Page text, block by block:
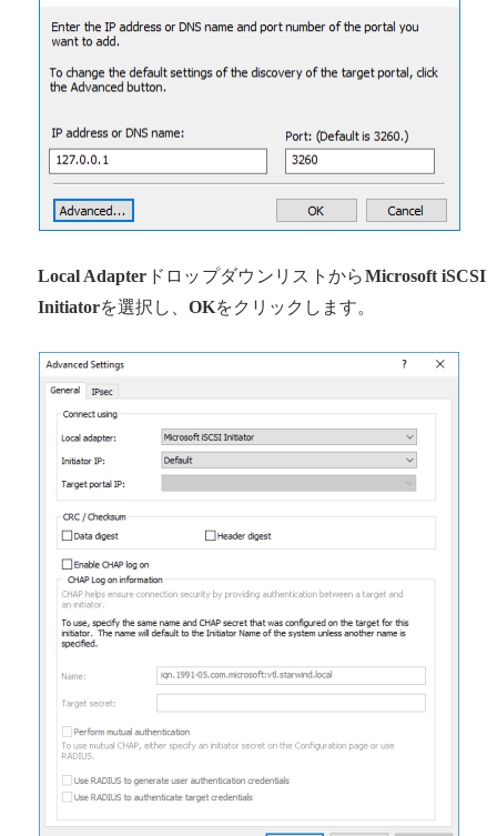
Local Adapter ドロップダウンリストからMicrosoft iSCSI
Initiatorを選択し、 OKをクリックします。